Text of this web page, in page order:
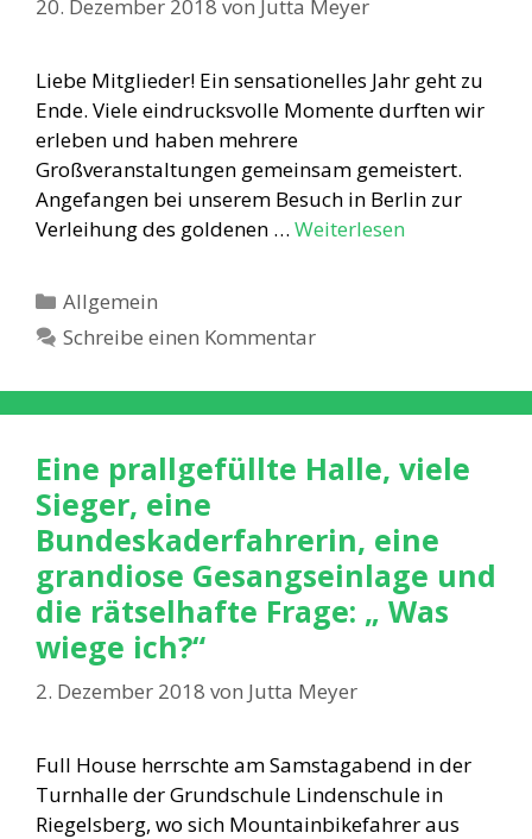
20. Dezember 2018 von Jutta Meyer
Liebe Mitglieder! Ein sensationelles Jahr geht zu
Ende. Viele eindrucksvolle Momente durften wir
erleben und haben mehrere
Großveranstaltungen gemeinsam gemeistert.
Angefangen bei unserem Besuch in Berlin zur
Verleihung des goldenen … Weiterlesen
Kategorien
Allgemein
Schreibe einen Kommentar
Eine prallgefüllte Halle, viele
Sieger, eine
Bundeskaderfahrerin, eine
grandiose Gesangseinlage und
die rätselhafte Frage: „ Was
wiege ich?“
2. Dezember 2018 von Jutta Meyer
Full House herrschte am Samstagabend in der
Turnhalle der Grundschule Lindenschule in
Riegelsberg, wo sich Mountainbikefahrer aus